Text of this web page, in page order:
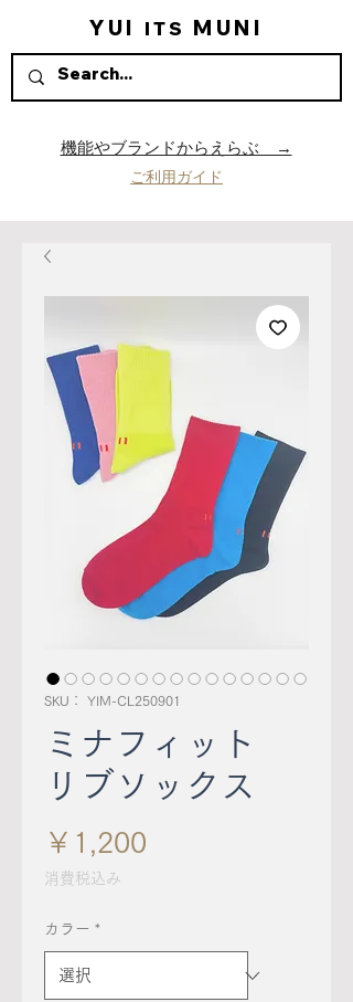
YUI ITS MUNI
機能やブランドからえらぶ →
ご利用ガイド
SKU： YIM-CL250901
ミナフィット
リブソックス
￥1,200
消費税込み
カラー *